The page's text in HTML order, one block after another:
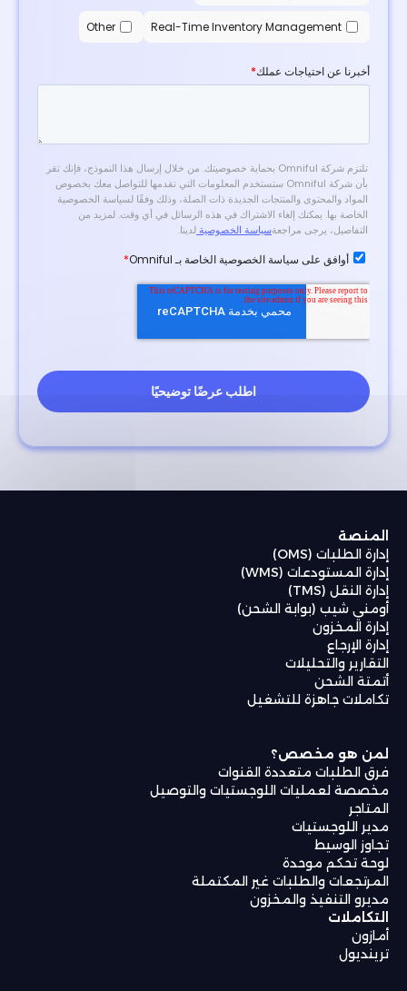
المنصة
إدارة الطلبات (OMS)
إدارة المستودعات (WMS)
إدارة النقل (TMS)
أومني شيب (بوابة الشحن)
إدارة المخزون
إدارة الإرجاع
التقارير والتحليلات
أتمتة الشحن
تكاملات جاهزة للتشغيل
لمن هو مخصص؟
فرق الطلبات متعددة القنوات
مخصصة لعمليات اللوجستيات والتوصيل
المتاجر
مدير اللوجستيات
تجاوز الوسيط
لوحة تحكم موحدة
المرتجعات والطلبات غير المكتملة
مديرو التنفيذ والمخزون
التكاملات
أمازون
ترينديول